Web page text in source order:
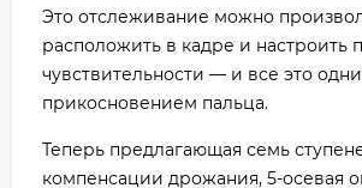
Это отслеживание можно
расположить в кадре и настроить
чувствительности — и все это
прикосновением пальца.
Теперь предлагающая семь
компенсации дрожания, 5-осевая